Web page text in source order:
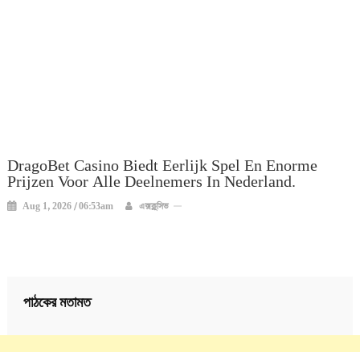
DragoBet Casino Biedt Eerlijk Spel En Enorme
Prijzen Voor Alle Deelnemers In Nederland.
Aug 1, 2026 / 06:53am এক্সক্লুসিভ
পাঠকের মতামত